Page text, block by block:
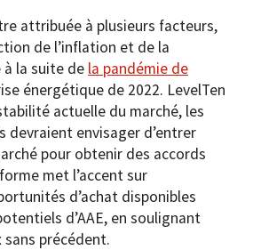
attribuée à plusieurs facteurs,
de l’inflation et de la
la suite de la pandémie de
énergétique de 2022. LevelTen
actuelle du marché, les
devraient envisager d’entrer
pour obtenir des accords
met l’accent sur
d’achat disponibles
d’AAE, en soulignant
précédent.